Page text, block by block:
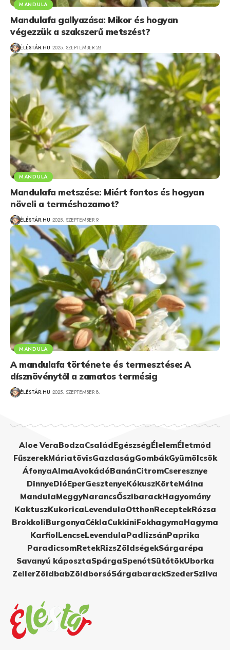
MANDULA
Mandulafa gallyazása: Mikor és hogyan
végezzük a szakszerű metszést?
ÉLÉSTÁR.HU 2025. SZEPTEMBER 28.
MANDULA
Mandulafa metszése: Miért fontos és hogyan
növeli a terméshozamot?
ÉLÉSTÁR.HU 2025. SZEPTEMBER 9.
MANDULA
A mandulafa története és termesztése: A
dísznövénytől a zamatos termésig
ÉLÉSTÁR.HU 2025. SZEPTEMBER 8.
Aloe VeraBodzaCsaládEgészségÉlelemÉletmód
FűszerekMáriatövisGazdaságGombákGyümölcsök
ÁfonyaAlmaAvokádóBanánCitromCseresznye
DinnyeDióEperGesztenyeKókuszKörteMálna
MandulaMeggyNarancsŐszibarackHagyomány
KaktuszKukoricaLevendulaOtthonReceptekRózsa
BrokkoliBurgonyaCéklaCukkiniFokhagymaHagyma
KarfiolLencseLevendulaPadlizsánPaprika
ParadicsomRetekRizsZöldségekSárgarépa
Savanyú káposztaSpárgaSpenótSütőtökUborka
ZellerZöldbabZöldborsóSárgabarackSzederSzilva